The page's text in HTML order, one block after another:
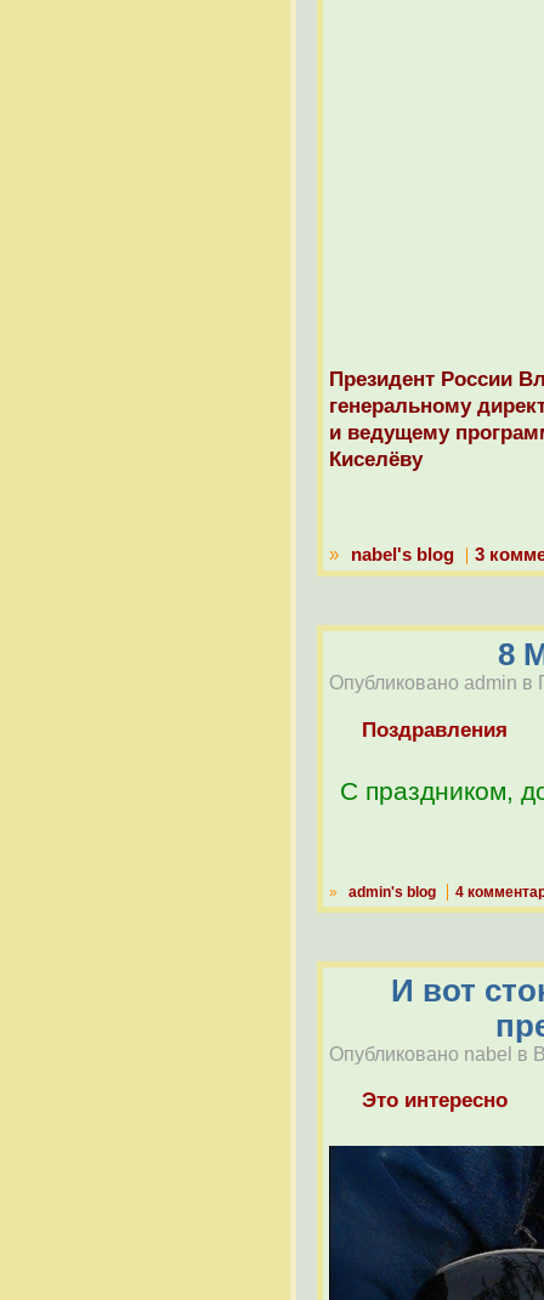
Президент России
генеральному
и ведущему
Киселёву
» nabel's blog 3
8
Опубликовано admin в
Поздравления
С праздником,
» admin's blog 4
И вот
Опубликовано nabel в
Это интересно